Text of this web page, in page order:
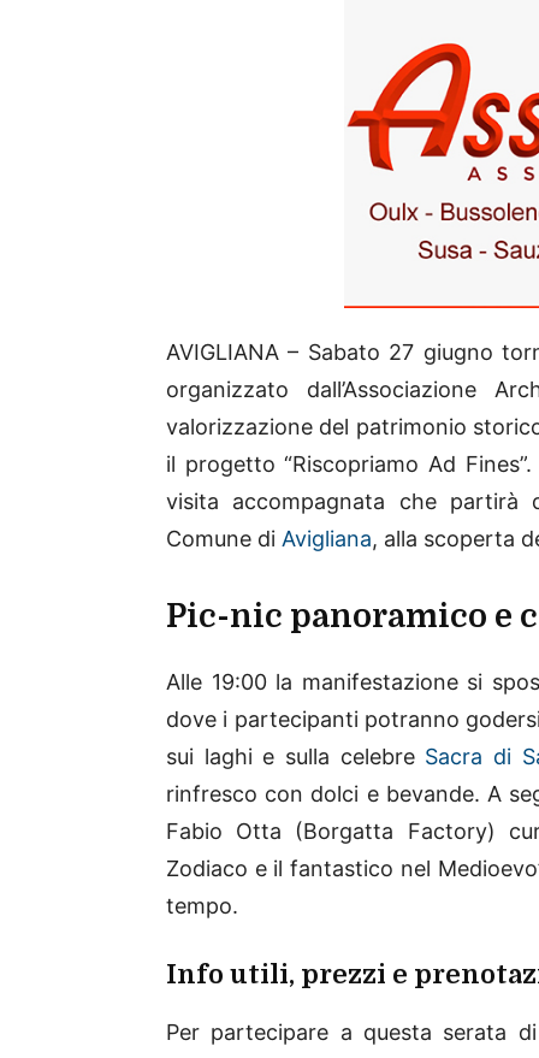
AVIGLIANA – Sabato 27 giugno
organizzato dall’Associazione
valorizzazione del patrimonio
il progetto “Riscopriamo Ad
visita accompagnata che partirà
Comune di Avigliana, alla scoperta
Pic-nic panoramico e
Alle 19:00 la manifestazione si
dove i partecipanti potranno
sui laghi e sulla celebre Sacra di
rinfresco con dolci e bevande. A
Fabio Otta (Borgatta Factory)
Zodiaco e il fantastico nel
tempo.
Info utili, prezzi e
Per partecipare a questa serata